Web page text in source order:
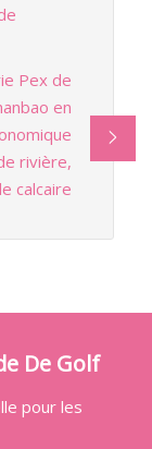
Pex de
en
rivière,
calcaire
De Golf
pour les